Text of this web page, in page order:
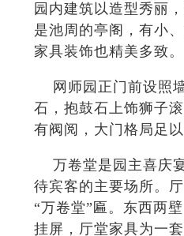
园内建筑以造型秀丽
是池周的亭阁，有小
家具装饰也精美多致。
网师园正门前设照
石，抱鼓石上饰狮子
有阀阅，大门格局足
万卷堂是园主喜庆
待宾客的主要场所。
“万卷堂”匾。东西两
挂屏，厅堂家具为一